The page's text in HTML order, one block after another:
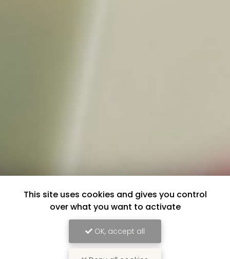
This site uses cookies and gives you control
over what you want to activate
OK, accept all